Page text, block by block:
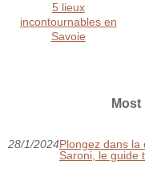
5 lieux
incontournables en
Savoie
28/1/2024Plongez dans la
Saroni, le guide